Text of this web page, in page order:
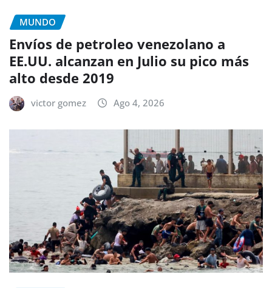
MUNDO
Envíos de petroleo venezolano a
EE.UU. alcanzan en Julio su pico más
alto desde 2019
victor gomez Ago 4, 2026